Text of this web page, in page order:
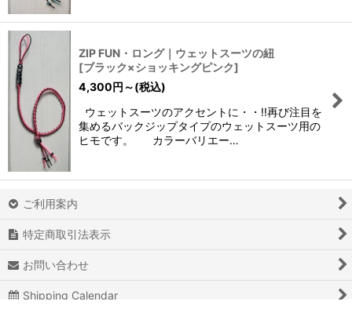
ZIP FUN・ロング｜ウェットスーツの紐
[ブラック×ショッキングピンク]
4,300円 ～(税込)
ウェットスーツのアクセントに・・!!再び注目を
集めるバックジップタイプのウェットスーツ用の
ヒモです。 カラーバリエー…
ご利用案内
特定商取引法表示
お問い合わせ
Shipping Calendar